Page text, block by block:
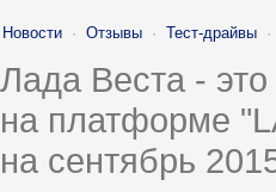
Новости · Отзывы · Тест-драйвы ·
Лада Веста -
на платформе
на сентябрь